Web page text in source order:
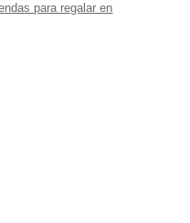
para regalar en